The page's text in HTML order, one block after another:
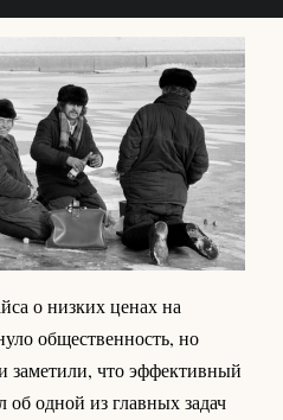
о низких ценах на
общественность, но
заметили, что эффективный
одной из главных задач